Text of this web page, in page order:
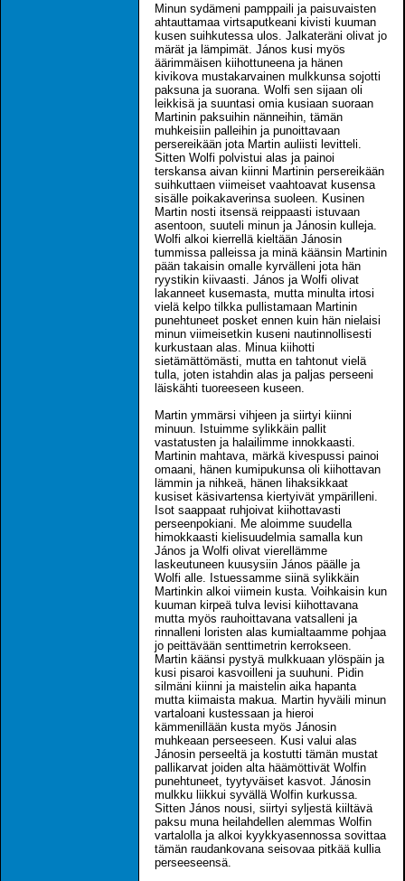
Minun sydämeni pamppaili ja paisuvaisten
ahtauttamaa virtsaputkeani kivisti kuuman
kusen suihkutessa ulos. Jalkateräni olivat jo
märät ja lämpimät. János kusi myös
äärimmäisen kiihottuneena ja hänen
kivikova mustakarvainen mulkkunsa sojotti
paksuna ja suorana. Wolfi sen sijaan oli
leikkisä ja suuntasi omia kusiaan suoraan
Martinin paksuihin nänneihin, tämän
muhkeisiin palleihin ja punoittavaan
persereikään jota Martin auliisti levitteli.
Sitten Wolfi polvistui alas ja painoi
terskansa aivan kiinni Martinin persereikään
suihkuttaen viimeiset vaahtoavat kusensa
sisälle poikakaverinsa suoleen. Kusinen
Martin nosti itsensä reippaasti istuvaan
asentoon, suuteli minun ja Jánosin kulleja.
Wolfi alkoi kierrellä kieltään Jánosin
tummissa palleissa ja minä käänsin Martinin
pään takaisin omalle kyrvälleni jota hän
ryystikin kiivaasti. János ja Wolfi olivat
lakanneet kusemasta, mutta minulta irtosi
vielä kelpo tilkka pullistamaan Martinin
punehtuneet posket ennen kuin hän nielaisi
minun viimeisetkin kuseni nautinnollisesti
kurkustaan alas. Minua kiihotti
sietämättömästi, mutta en tahtonut vielä
tulla, joten istahdin alas ja paljas perseeni
läiskähti tuoreeseen kuseen.
Martin ymmärsi vihjeen ja siirtyi kiinni
minuun. Istuimme sylikkäin pallit
vastatusten ja halailimme innokkaasti.
Martinin mahtava, märkä kivespussi painoi
omaani, hänen kumipukunsa oli kiihottavan
lämmin ja nihkeä, hänen lihaksikkaat
kusiset käsivartensa kiertyivät ympärilleni.
Isot saappaat ruhjoivat kiihottavasti
perseenpokiani. Me aloimme suudella
himokkaasti kielisuudelmia samalla kun
János ja Wolfi olivat vierellämme
laskeutuneen kuusysiin János päälle ja
Wolfi alle. Istuessamme siinä sylikkäin
Martinkin alkoi viimein kusta. Voihkaisin kun
kuuman kirpeä tulva levisi kiihottavana
mutta myös rauhoittavana vatsalleni ja
rinnalleni loristen alas kumialtaamme pohjaa
jo peittävään senttimetrin kerrokseen.
Martin käänsi pystyä mulkkuaan ylöspäin ja
kusi pisaroi kasvoilleni ja suuhuni. Pidin
silmäni kiinni ja maistelin aika hapanta
mutta kiimaista makua. Martin hyväili minun
vartaloani kustessaan ja hieroi
kämmenillään kusta myös Jánosin
muhkeaan perseeseen. Kusi valui alas
Jánosin perseeltä ja kostutti tämän mustat
pallikarvat joiden alta häämöttivät Wolfin
punehtuneet, tyytyväiset kasvot. Jánosin
mulkku liikkui syvällä Wolfin kurkussa.
Sitten János nousi, siirtyi syljestä kiiltävä
paksu muna heilahdellen alemmas Wolfin
vartalolla ja alkoi kyykkyasennossa sovittaa
tämän raudankovana seisovaa pitkää kullia
perseeseensä.